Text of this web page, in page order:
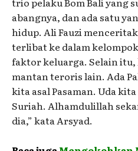
abangnya, dan ada satu
hidup. Ali Fauzi
terlibat ke dalam
faktor keluarga. Selain
mantan teroris lain. Ada
kita asal Pasaman. Uda
Suriah. Alhamdulillah
dia,” kata Arsyad.